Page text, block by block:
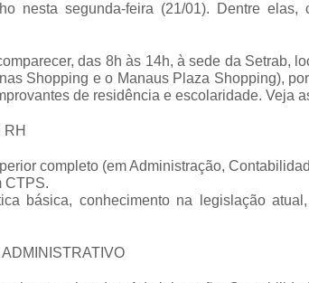
nesta segunda-feira (21/01). Dentre
das 8h às 14h, à sede da Setrab,
Shopping e o Manaus Plaza Shopping),
de residência e escolaridade. Veja
RH
completo (em Administração,
CTPS.
básica, conhecimento na legislação